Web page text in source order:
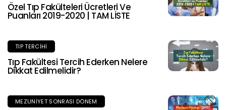
Özel Tıp Fakülteleri Ücretleri Ve
Puanları 2019-2020 | TAM LİSTE
TIP TERCIHI
Tıp Fakültesi Tercih Ederken Nelere
Dikkat Edilmelidir?
MEZUNIYET SONRASI DÖNEM